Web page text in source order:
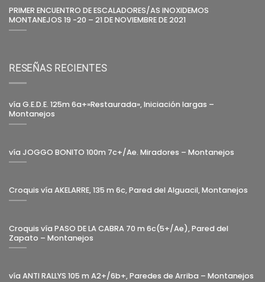
PRIMER ENCUENTRO DE ESCALADORES/AS INOXIDEMOS
MONTANEJOS 19 -20 – 21 DE NOVIEMBRE DE 2021
RESEÑAS RECIENTES
vía G.E.D.E. 125m 6a+»Restaurada», Iniciación largas –
Montanejos
vía JOGGO BONITO 100m 7c+/Ae. Miradores – Montanejos
Croquis vía AKELARRE, 135 m 6c, Pared del Alguacil, Montanejos
Croquis vía PASO DE LA CABRA 70 m 6c(5+/Ae), Pared del
Zapato – Montanejos
vía ANTI RALLYS 105 m A2+/6b+, Paredes de Arriba – Montanejos